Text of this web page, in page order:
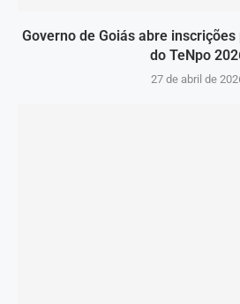
Governo de Goiás abre
do TeNpo
27 de abril de